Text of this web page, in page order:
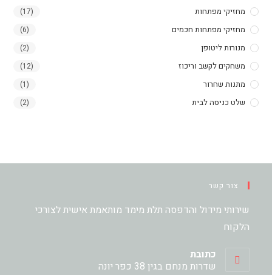
מחזיקי מפתחות (17)
מחזיקי מפתחות חכמים (6)
מנורות ליטופן (2)
משחקים לקשב וריכוז (12)
מתנות שחרור (1)
שלט כניסה לבית (2)
צור קשר
שירותי מידול והדפסה תלת מימד מותאמת אישית לצורכי
הלקוח
כתובת
שדרות מנחם בגין 38 כפר יונה